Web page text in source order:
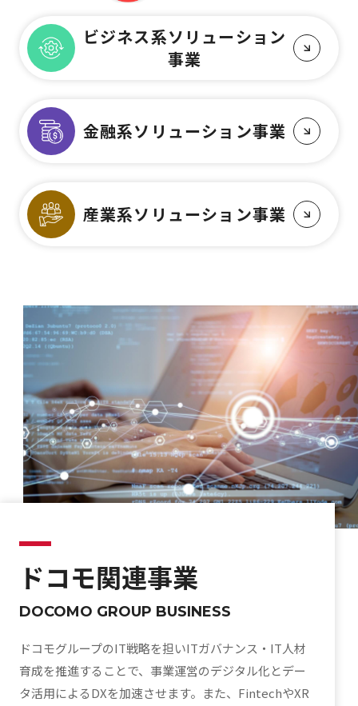
ビジネス系ソリューション
事業
金融系ソリューション事業
産業系ソリューション事業
ドコモ関連事業
DOCOMO GROUP BUSINESS
ドコモグループのIT戦略を担いITガバナンス・IT人材
育成を推進することで、事業運営のデジタル化とデー
タ活用によるDXを加速させます。また、FintechやXR